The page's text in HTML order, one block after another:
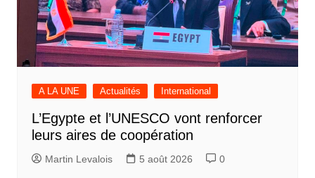
A LA UNE Actualités International
L’Egypte et l’UNESCO vont renforcer
leurs aires de coopération
Martin Levalois 5 août 2026 0